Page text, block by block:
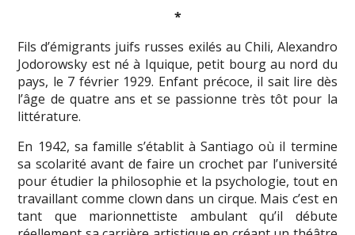
*
Fils d’émigrants juifs russes exilés au Chili, Alexandro
Jodorowsky est né à Iquique, petit bourg au nord du
pays, le 7 février 1929. Enfant précoce, il sait lire dès
l’âge de quatre ans et se passionne très tôt pour la
littérature.
En 1942, sa famille s’établit à Santiago où il termine
sa scolarité avant de faire un crochet par l’université
pour étudier la philosophie et la psychologie, tout en
travaillant comme clown dans un cirque. Mais c’est en
tant que marionnettiste ambulant qu’il débute